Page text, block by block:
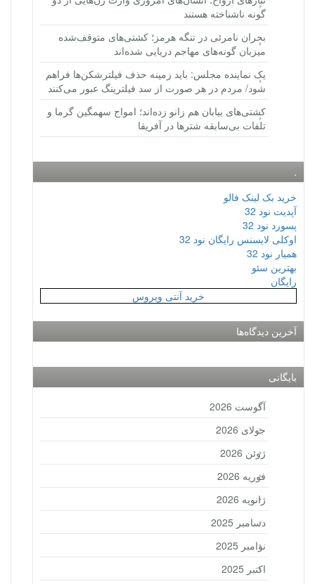
گونه ناشناخته هستند
بحران نامرئی در تنگه هرمز؛ کشتی‌های متوقف‌شده
میزبان گونه‌های مهاجم دریایی شده‌اند
یک نماینده مجلس: باید زمینه حذف فیلترشکن‌ها فراهم
شود/ مردم در هر صورت از سد فیلترینگ عبور می‌کنند
کشتی‌های بیابان هم زانو زده‌اند؛ امواج سهمگین گرما و
تلفات بی‌سابقه شترها در آفریقا
.
خرید بک لینک فالو
آپدیت نود 32
پسورد نود 32
اوکلی لایسنس رایگان نود 32
همیار نود 32
بهترین سئو
رایگان
خرید آنتی ویروس
آخرین دیدگاه‌ها
بایگانی
آگوست 2026
جولای 2026
ژوئن 2026
فوریه 2026
ژانویه 2026
دسامبر 2025
نوامبر 2025
اکتبر 2025